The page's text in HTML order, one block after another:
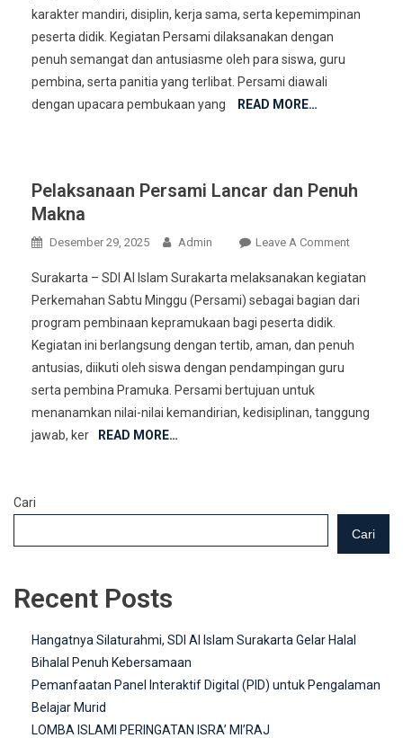
Desember
karakter mandiri, disiplin, kerja sama, serta kepemimpinan
peserta didik. Kegiatan Persami dilaksanakan dengan
penuh semangat dan antusiasme oleh para siswa, guru
pembina, serta panitia yang terlibat. Persami diawali
dengan upacara pembukaan yang
READ MORE…
Pelaksanaan Persami Lancar dan Penuh
Makna
Desember 29, 2025 Admin Leave A CommentOn
Persami
Lancar
Penuh
Surakarta – SDI Al Islam Surakarta melaksanakan kegiatan
Perkemahan Sabtu Minggu (Persami) sebagai bagian dari
program pembinaan kepramukaan bagi peserta didik.
Kegiatan ini berlangsung dengan tertib, aman, dan penuh
antusias, diikuti oleh siswa dengan pendampingan guru
serta pembina Pramuka. Persami bertujuan untuk
menanamkan nilai-nilai kemandirian, kedisiplinan, tanggung
jawab, ker
READ MORE…
Cari
Cari
Recent Posts
Hangatnya Silaturahmi, SDI Al Islam Surakarta Gelar Halal
Bihalal Penuh Kebersamaan
Pemanfaatan Panel Interaktif Digital (PID) untuk Pengalaman
Belajar Murid
LOMBA ISLAMI PERINGATAN ISRA’ MI’RAJ